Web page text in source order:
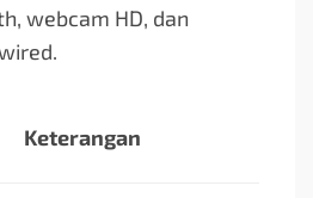
webcam HD, dan
Keterangan